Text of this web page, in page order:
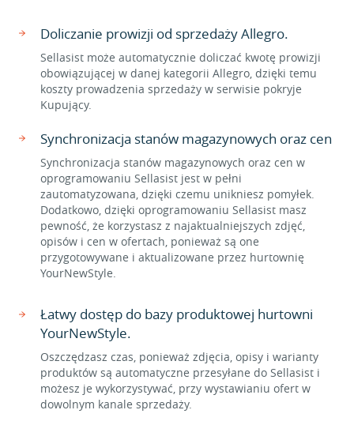
Doliczanie prowizji od sprzedaży Allegro.
Sellasist może automatycznie doliczać kwotę prowizji
obowiązującej w danej kategorii Allegro, dzięki temu
koszty prowadzenia sprzedaży w serwisie pokryje
Kupujący.
Synchronizacja stanów magazynowych oraz cen
Synchronizacja stanów magazynowych oraz cen w
oprogramowaniu Sellasist jest w pełni
zautomatyzowana, dzięki czemu unikniesz pomyłek.
Dodatkowo, dzięki oprogramowaniu Sellasist masz
pewność, że korzystasz z najaktualniejszych zdjęć,
opisów i cen w ofertach, ponieważ są one
przygotowywane i aktualizowane przez hurtownię
YourNewStyle.
Łatwy dostęp do bazy produktowej hurtowni
YourNewStyle.
Oszczędzasz czas, ponieważ zdjęcia, opisy i warianty
produktów są automatyczne przesyłane do Sellasist i
możesz je wykorzystywać, przy wystawianiu ofert w
dowolnym kanale sprzedaży.